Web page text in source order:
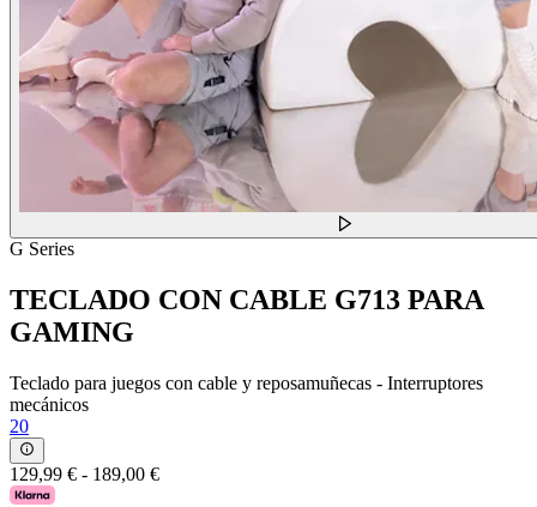
G Series
TECLADO CON CABLE G713 PARA
GAMING
Teclado para juegos con cable y reposamuñecas - Interruptores
mecánicos
20
129,99 € - 189,00 €